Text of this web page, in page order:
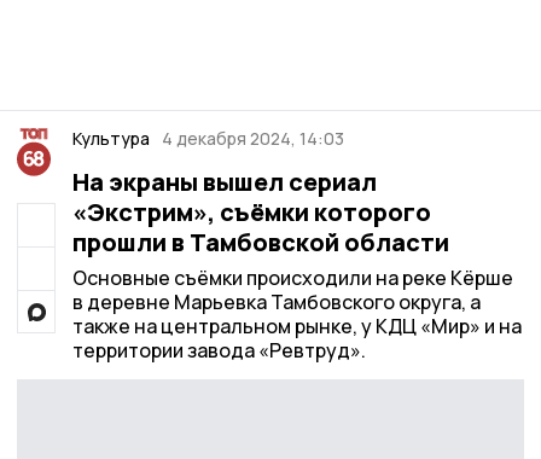
Культура 4 декабря 2024, 14:03
На экраны вышел сериал
«Экстрим», съёмки которого
прошли в Тамбовской области
Основные съёмки происходили на реке Кёрше
в деревне Марьевка Тамбовского округа, а
также на центральном рынке, у КДЦ «Мир» и на
территории завода «Ревтруд».